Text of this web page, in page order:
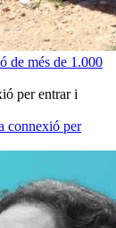
de més de 1.000
connexió per